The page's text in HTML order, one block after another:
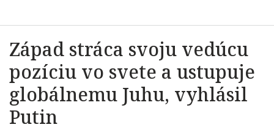
Západ stráca svoju vedúcu
pozíciu vo svete a ustupuje
globálnemu Juhu, vyhlásil
Putin